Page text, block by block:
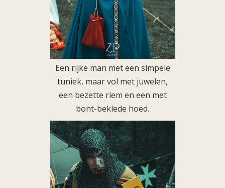
Een rijke man met een simpele
tuniek, maar vol met juwelen,
een bezette riem en een met
bont-beklede hoed.